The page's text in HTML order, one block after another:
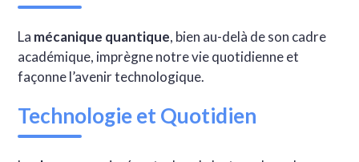
La mécanique quantique, bien au-delà de son cadre
académique, imprègne notre vie quotidienne et
façonne l’avenir technologique.
Technologie et Quotidien